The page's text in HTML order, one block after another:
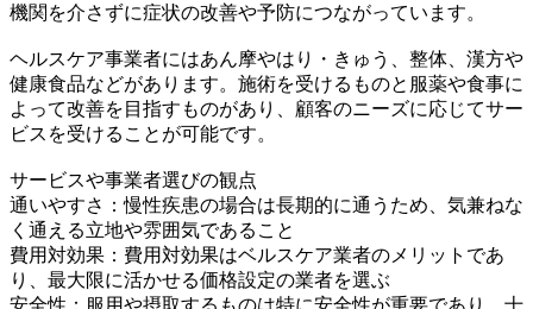
機関を介さずに症状の改善や予防につながっています。
ヘルスケア事業者にはあん摩やはり・きゅう、整体、漢方や
健康食品などがあります。施術を受けるものと服薬や食事に
よって改善を目指すものがあり、顧客のニーズに応じてサー
ビスを受けることが可能です。
サービスや事業者選びの観点
通いやすさ：慢性疾患の場合は長期的に通うため、気兼ねな
く通える立地や雰囲気であること
費用対効果：費用対効果はベルスケア業者のメリットであ
り、最大限に活かせる価格設定の業者を選ぶ
安全性：服用や摂取するものは特に安全性が重要であり、十